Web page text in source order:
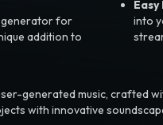
generator for
addition to
into
generated music, crafted
with innovative